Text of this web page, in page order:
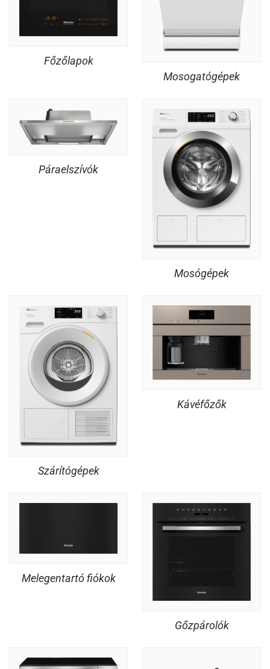
Főzőlapok
Mosogatógépek
Páraelszívók
Mosógépek
Szárítógépek
Kávéfőzők
Melegentartó fiókok
Gőzpárolók